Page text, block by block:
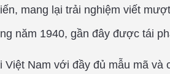
mang lại trải nghiệm viết
năm 1940, gần đây được tái
Nam với đầy đủ mẫu mã